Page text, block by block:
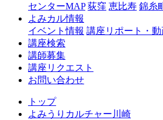
センターMAP 荻窪 恵比寿 錦糸
よみカル情報
イベント情報 講座リポート・動
講座検索
講師募集
講座リクエスト
お問い合わせ
トップ
よみうりカルチャー川崎